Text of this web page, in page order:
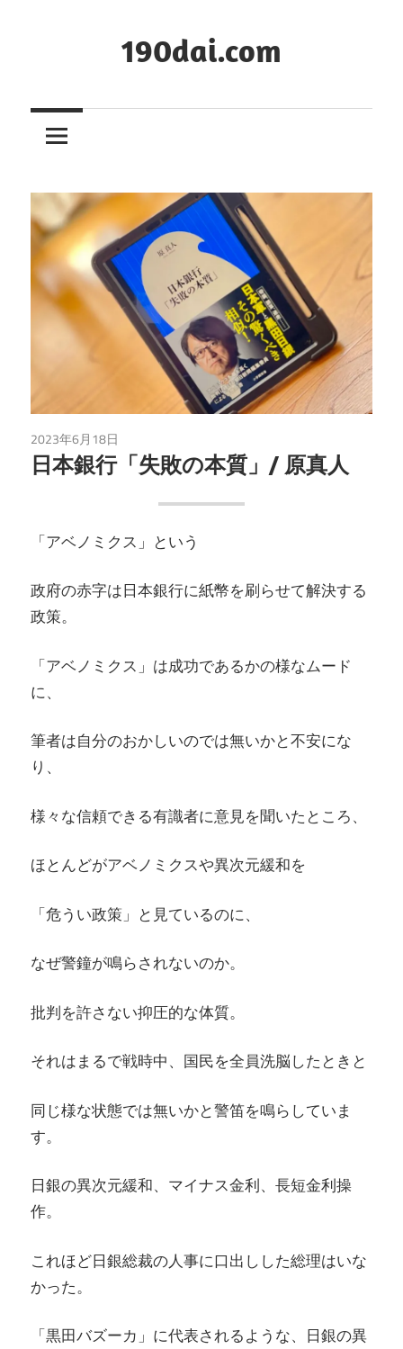
ツ
キ
ッ
プ
190dai.com
2023年6月18日
日本銀行「失敗の本質」/ 原真人
「アベノミクス」という
政府の赤字は日本銀行に紙幣を刷らせて解決する
政策。
「アベノミクス」は成功であるかの様なムード
に、
筆者は自分のおかしいのでは無いかと不安にな
り、
様々な信頼できる有識者に意見を聞いたところ、
ほとんどがアベノミクスや異次元緩和を
「危うい政策」と見ているのに、
なぜ警鐘が鳴らされないのか。
批判を許さない抑圧的な体質。
それはまるで戦時中、国民を全員洗脳したときと
同じ様な状態では無いかと警笛を鳴らしていま
す。
日銀の異次元緩和、マイナス金利、長短金利操
作。
これほど日銀総裁の人事に口出しした総理はいな
かった。
「黒田バズーカ」に代表されるような、日銀の異